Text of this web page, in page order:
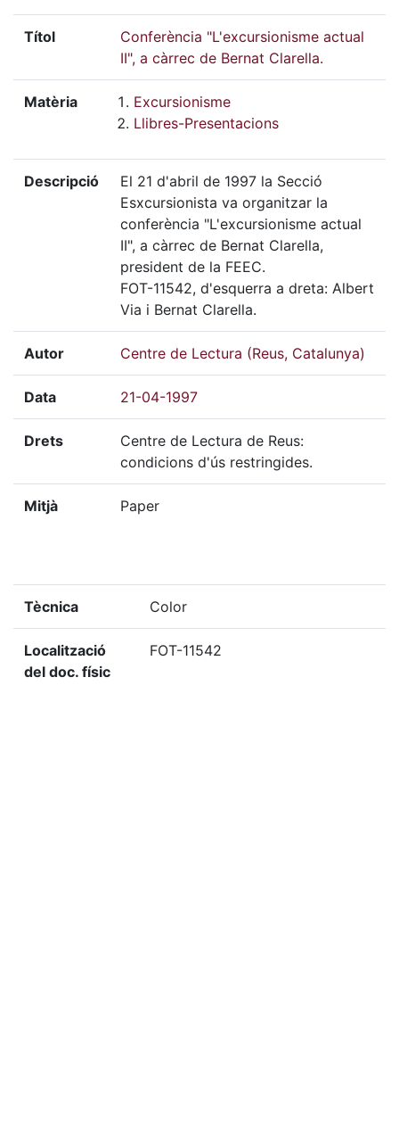
Títol
Conferència "L'excursionisme actual
II", a càrrec de Bernat Clarella.
Matèria
Excursionisme
Llibres-Presentacions
Descripció
El 21 d'abril de 1997 la Secció
Esxcursionista va organitzar la
conferència "L'excursionisme actual
II", a càrrec de Bernat Clarella,
president de la FEEC.
FOT-11542, d'esquerra a dreta: Albert
Via i Bernat Clarella.
Autor Centre de Lectura (Reus, Catalunya)
Data 21-04-1997
Drets
Centre de Lectura de Reus:
condicions d'ús restringides.
Mitjà Paper
Tècnica Color
Localització
del doc. físic
FOT-11542